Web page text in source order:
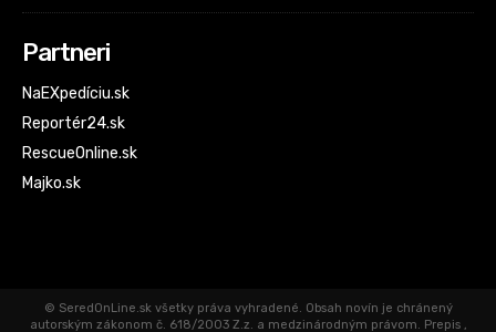
Partneri
NaEXpedíciu.sk
Reportér24.sk
RescueOnline.sk
Majko.sk
© SeredOnLine.sk všetky práva vyhradené. Obsah novín je chránený
autorským zákonom č. 618/2003 Z.z. a medzinárodným právom. Prepis ,